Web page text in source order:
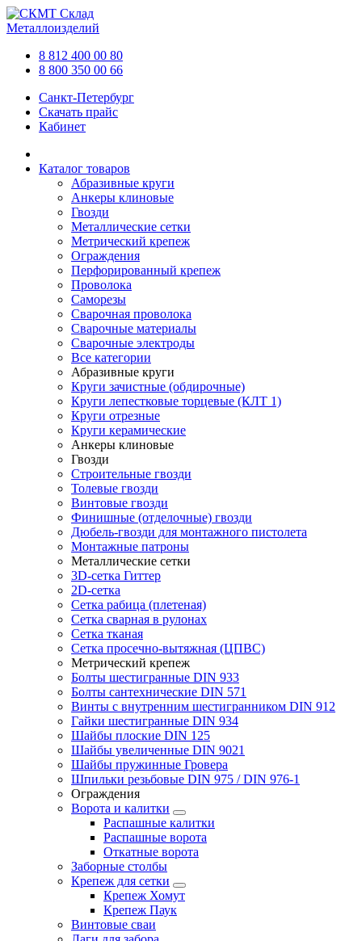
Склад
Металлоизделий
8 812 400 00 80
8 800 350 00 66
Санкт-Петербург
Скачать прайс
Кабинет
Каталог товаров
Абразивные круги
Анкеры клиновые
Гвозди
Металлические сетки
Метрический крепеж
Ограждения
Перфорированный крепеж
Проволока
Саморезы
Сварочная проволока
Сварочные материалы
Сварочные электроды
Все категории
Абразивные круги
Круги зачистные (обдирочные)
Круги лепестковые торцевые (КЛТ 1)
Круги отрезные
Круги керамические
Анкеры клиновые
Гвозди
Строительные гвозди
Толевые гвозди
Винтовые гвозди
Финишные (отделочные) гвозди
Дюбель-гвозди для монтажного пистолета
Монтажные патроны
Металлические сетки
3D-сетка Гиттер
2D-сетка
Сетка рабица (плетеная)
Сетка сварная в рулонах
Сетка тканая
Сетка просечно-вытяжная (ЦПВС)
Метрический крепеж
Болты шестигранные DIN 933
Болты сантехнические DIN 571
Винты с внутренним шестигранником DIN 912
Гайки шестигранные DIN 934
Шайбы плоские DIN 125
Шайбы увеличенные DIN 9021
Шайбы пружинные Гровера
Шпильки резьбовые DIN 975 / DIN 976-1
Ограждения
Ворота и калитки
Распашные калитки
Распашные ворота
Откатные ворота
Заборные столбы
Крепеж для сетки
Крепеж Хомут
Крепеж Паук
Винтовые сваи